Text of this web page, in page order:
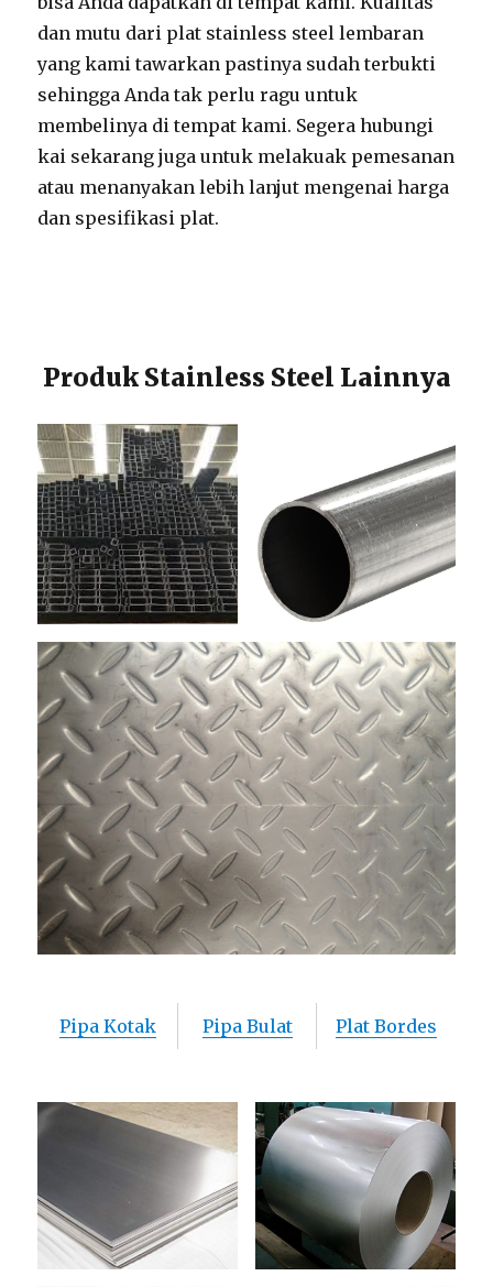
dan mutu dari plat stainless steel lembaran
yang kami tawarkan pastinya sudah terbukti
sehingga Anda tak perlu ragu untuk
membelinya di tempat kami. Segera hubungi
kai sekarang juga untuk melakuak pemesanan
atau menanyakan lebih lanjut mengenai harga
dan spesifikasi plat.
Produk Stainless Steel Lainnya
Pipa Kotak Pipa Bulat Plat Bordes